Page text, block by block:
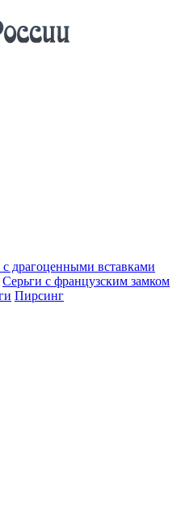
с драгоценными вставками
Серьги с французским замком
Пирсинг